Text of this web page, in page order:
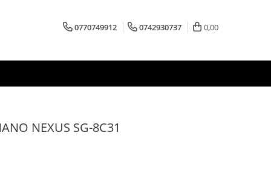
0770749912 0742930737 0,00
NEXUS SG-8C31